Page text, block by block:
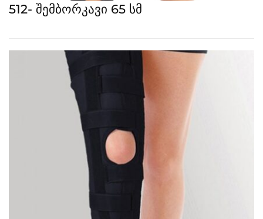
512- შემბორკავი 65 სმ